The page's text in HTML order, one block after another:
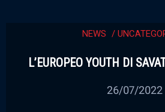
NEWS
L’EUROPEO YOUTH DI
26/07/2022